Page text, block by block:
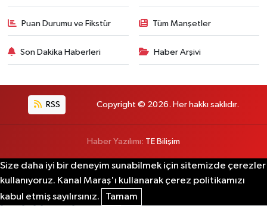
Puan Durumu ve Fikstür Tüm Manşetler
Son Dakika Haberleri Haber Arşivi
RSS Copyright © 2026. Her hakkı saklıdır.
Haber Yazılımı: TE Bilişim
Size daha iyi bir deneyim sunabilmek için sitemizde çerezler
kullanıyoruz. Kanal Maraş'ı kullanarak çerez politikamızı
kabul etmiş sayılırsınız.
Tamam